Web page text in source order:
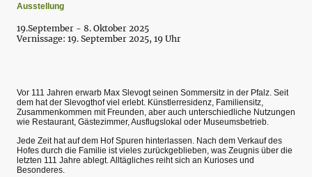
Ausstellung
19.September - 8. Oktober 2025
Vernissage: 19. September 2025, 19 Uhr
Vor 111 Jahren erwarb Max Slevogt seinen Sommersitz in der Pfalz. Seit
dem hat der Slevogthof viel erlebt. Künstlerresidenz, Familiensitz,
Zusammenkommen mit Freunden, aber auch unterschiedliche Nutzungen
wie Restaurant, Gästezimmer, Ausflugslokal oder Museumsbetrieb.
Jede Zeit hat auf dem Hof Spuren hinterlassen. Nach dem Verkauf des
Hofes durch die Familie ist vieles zurückgeblieben, was Zeugnis über die
letzten 111 Jahre ablegt. Alltägliches reiht sich an Kurioses und
Besonderes.